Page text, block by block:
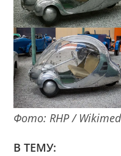
Фото: RHP /
В ТЕМУ: